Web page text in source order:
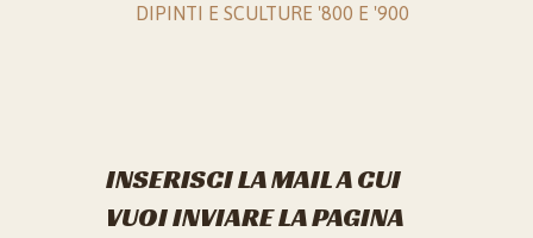
DIPINTI E SCULTURE '800 E '900
INSERISCI LA MAIL A CUI
VUOI INVIARE LA PAGINA